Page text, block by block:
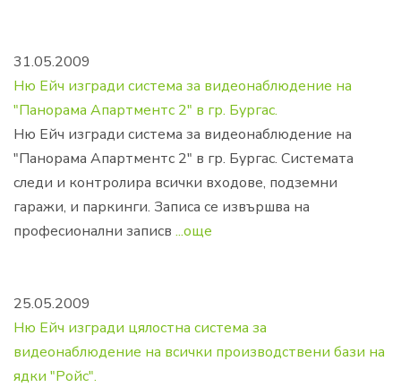
31.05.2009
Ню Ейч изгради система за видеонаблюдение на
"Панорама Апартментс 2" в гр. Бургас.
Ню Ейч изгради система за видеонаблюдение на
"Панорама Апартментс 2" в гр. Бургас. Системата
следи и контролира всички входове, подземни
гаражи, и паркинги. Записа се извършва на
професионални записв ...още
25.05.2009
Ню Ейч изгради цялостна система за
видеонаблюдение на всички производствени бази на
ядки "Ройс".